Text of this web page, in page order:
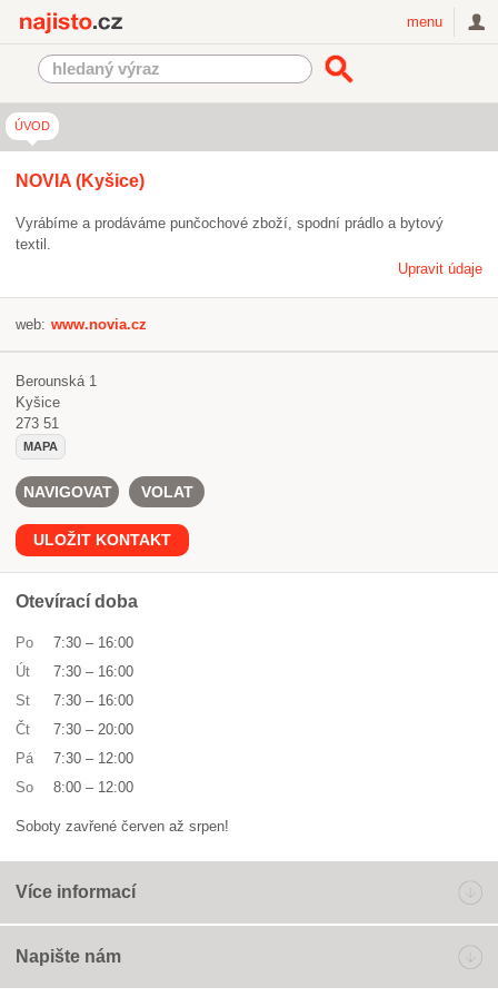
menu
ÚVOD
NOVIA (Kyšice)
Vyrábíme a prodáváme punčochové zboží, spodní prádlo a bytový
textil.
Upravit údaje
web: www.novia.cz
Berounská 1
Kyšice
273 51
MAPA
NAVIGOVAT VOLAT
ULOŽIT KONTAKT
Otevírací doba
Po 7:30 – 16:00
Út
7:30 – 16:00
St
7:30 – 16:00
Čt
7:30 – 20:00
Pá
7:30 – 12:00
So
8:00 – 12:00
Soboty zavřené červen až srpen!
Více informací
Napište nám